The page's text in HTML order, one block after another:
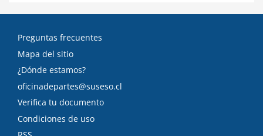
Preguntas frecuentes
Mapa del sitio
¿Dónde estamos?
oficinadepartes@suseso.cl
Verifica tu documento
Condiciones de uso